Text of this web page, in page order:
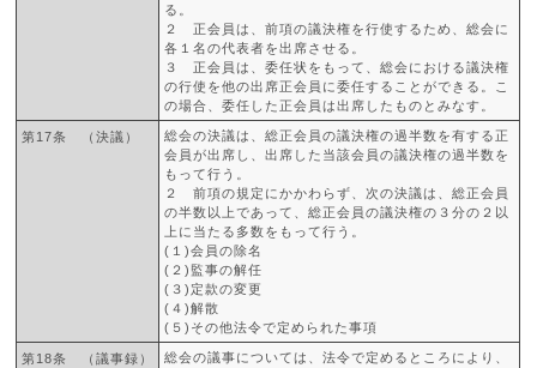
る。
２ 正会員は、前項の議決権を行使するため、総会に
各１名の代表者を出席させる。
３ 正会員は、委任状をもって、総会における議決権
の行使を他の出席正会員に委任することができる。こ
の場合、委任した正会員は出席したものとみなす。
第17条 （決議）
総会の決議は、総正会員の議決権の過半数を有する正
会員が出席し、出席した当該会員の議決権の過半数を
もって行う。
２ 前項の規定にかかわらず、次の決議は、総正会員
の半数以上であって、総正会員の議決権の３分の２以
上に当たる多数をもって行う。
(１)会員の除名
(２)監事の解任
(３)定款の変更
(４)解散
(５)その他法令で定められた事項
第18条 （議事録） 総会の議事については、法令で定めるところにより、